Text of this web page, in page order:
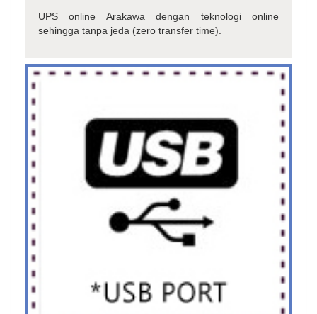
UPS online Arakawa dengan teknologi online
sehingga tanpa jeda (zero transfer time).